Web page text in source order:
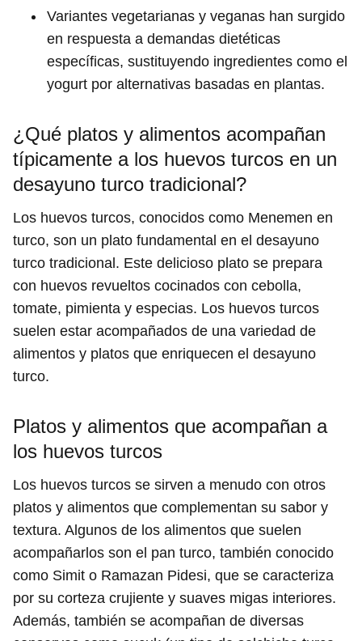
Variantes vegetarianas y veganas han surgido
en respuesta a demandas dietéticas
específicas, sustituyendo ingredientes como el
yogurt por alternativas basadas en plantas.
¿Qué platos y alimentos acompañan
típicamente a los huevos turcos en un
desayuno turco tradicional?
Los huevos turcos, conocidos como Menemen en
turco, son un plato fundamental en el desayuno
turco tradicional. Este delicioso plato se prepara
con huevos revueltos cocinados con cebolla,
tomate, pimienta y especias. Los huevos turcos
suelen estar acompañados de una variedad de
alimentos y platos que enriquecen el desayuno
turco.
Platos y alimentos que acompañan a
los huevos turcos
Los huevos turcos se sirven a menudo con otros
platos y alimentos que complementan su sabor y
textura. Algunos de los alimentos que suelen
acompañarlos son el pan turco, también conocido
como Simit o Ramazan Pidesi, que se caracteriza
por su corteza crujiente y suaves migas interiores.
Además, también se acompañan de diversas